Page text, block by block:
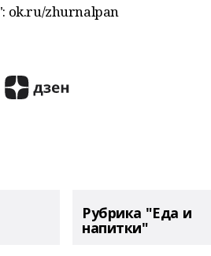
ok.ru/zhurnalpan
Рубрика "Еда и
напитки"